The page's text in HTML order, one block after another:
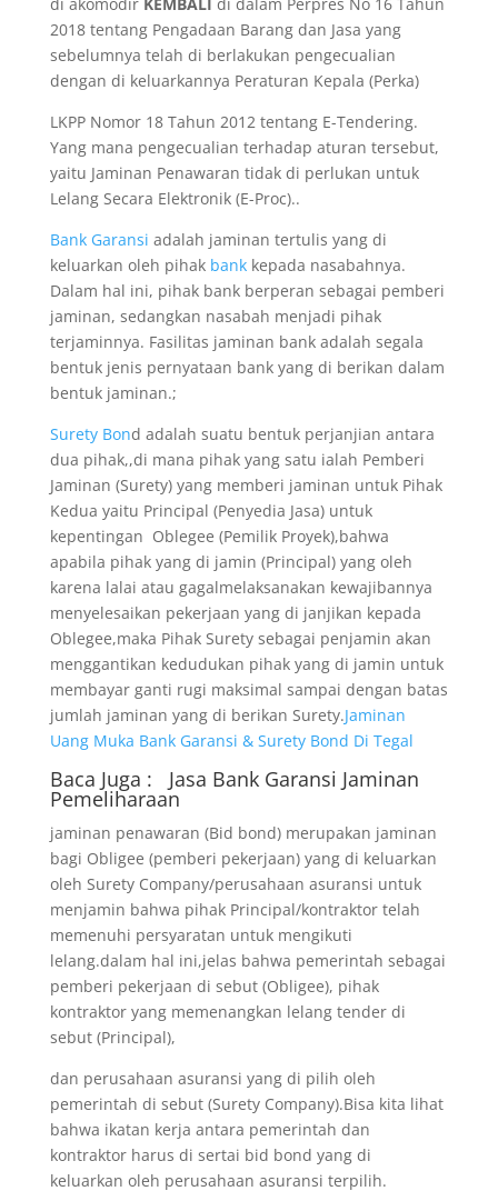
2018 tentang Pengadaan Barang dan Jasa yang
sebelumnya telah di berlakukan pengecualian
dengan di keluarkannya Peraturan Kepala (Perka)
LKPP Nomor 18 Tahun 2012 tentang E-Tendering.
Yang mana pengecualian terhadap aturan tersebut,
yaitu Jaminan Penawaran tidak di perlukan untuk
Lelang Secara Elektronik (E-Proc)..
Bank Garansi adalah jaminan tertulis yang di
keluarkan oleh pihak bankkepada nasabahnya.
Dalam hal ini, pihak bank berperan sebagai pemberi
jaminan, sedangkan nasabah menjadi pihak
terjaminnya. Fasilitas jaminan bank adalah segala
bentuk jenis pernyataan bank yang di berikan dalam
bentuk jaminan.;
Surety Bond adalah suatu bentuk perjanjian antara
dua pihak,,di mana pihak yang satu ialah Pemberi
Jaminan (Surety) yang memberi jaminan untuk Pihak
Kedua yaitu Principal (Penyedia Jasa) untuk
kepentingan Oblegee (Pemilik Proyek),bahwa
apabila pihak yang di jamin (Principal) yang oleh
karena lalai atau gagalmelaksanakan kewajibannya
menyelesaikan pekerjaan yang di janjikan kepada
Oblegee,maka Pihak Surety sebagai penjamin akan
menggantikan kedudukan pihak yang di jamin untuk
membayar ganti rugi maksimal sampai dengan batas
jumlah jaminan yang di berikan Surety.Jaminan
Uang Muka Bank Garansi & Surety Bond Di Tegal
Baca Juga : Jasa Bank Garansi Jaminan
Pemeliharaan
jaminan penawaran (Bid bond) merupakan jaminan
bagi Obligee (pemberi pekerjaan) yang di keluarkan
oleh Surety Company/perusahaan asuransi untuk
menjamin bahwa pihak Principal/kontraktor telah
memenuhi persyaratan untuk mengikuti
lelang.dalam hal ini,jelas bahwa pemerintah sebagai
pemberi pekerjaan di sebut (Obligee), pihak
kontraktor yang memenangkan lelang tender di
sebut (Principal),
dan perusahaan asuransi yang di pilih oleh
pemerintah di sebut (Surety Company).Bisa kita lihat
bahwa ikatan kerja antara pemerintah dan
kontraktor harus di sertai bid bond yang di
keluarkan oleh perusahaan asuransi terpilih.